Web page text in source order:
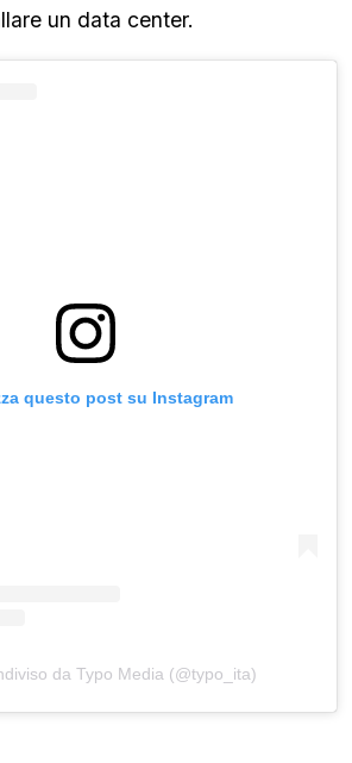
un data center.
questo post su Instagram
da Typo Media (@typo_ita)